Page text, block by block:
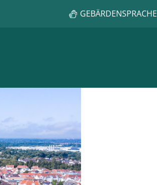
GEBÄRDENSPRACHE